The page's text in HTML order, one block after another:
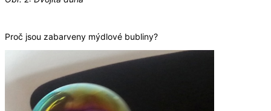
Proč jsou zabarveny mýdlové bubliny?